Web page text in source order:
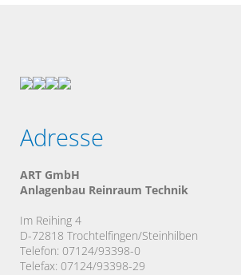
Adresse
ART GmbH
Anlagenbau Reinraum Technik
Im Reihing 4
D-72818 Trochtelfingen/Steinhilben
Telefon: 07124/93398-0
Telefax: 07124/93398-29